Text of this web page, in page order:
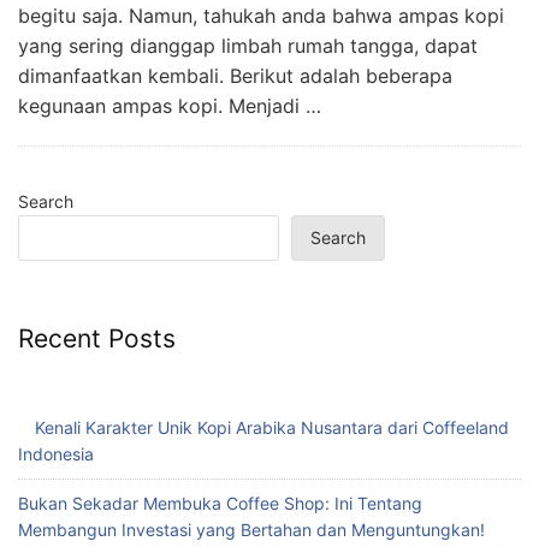
begitu saja. Namun, tahukah anda bahwa ampas kopi
yang sering dianggap limbah rumah tangga, dapat
dimanfaatkan kembali. Berikut adalah beberapa
kegunaan ampas kopi. Menjadi …
Search
Search
Recent Posts
Kenali Karakter Unik Kopi Arabika Nusantara dari Coffeeland
Indonesia
Bukan Sekadar Membuka Coffee Shop: Ini Tentang
Membangun Investasi yang Bertahan dan Menguntungkan!